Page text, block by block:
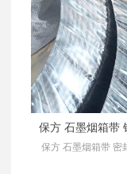
2。
特殊处理‌：部分石墨填料环经过深
保方 石墨烟箱带 密